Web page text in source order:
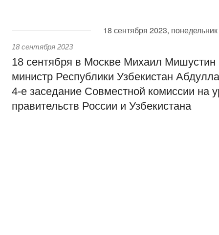
18 сентября 2023, понедельник
18 сентября 2023
18 сентября в Москве Михаил
министр Республики Узбекистан
4-е заседание Совместной комиссии на
правительств России и Узбекистана